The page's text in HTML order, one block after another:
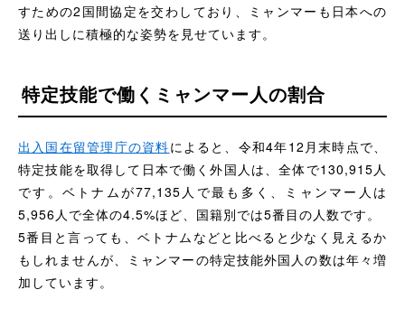
すための2国間協定を交わしており、ミャンマーも日本への
送り出しに積極的な姿勢を見せています。
特定技能で働くミャンマー人の割合
出入国在留管理庁の資料によると、令和4年12月末時点で、
特定技能を取得して日本で働く外国人は、全体で130,915人
です。ベトナムが77,135人で最も多く、ミャンマー人は
5,956人で全体の4.5%ほど、国籍別では5番目の人数です。
5番目と言っても、ベトナムなどと比べると少なく見えるか
もしれませんが、ミャンマーの特定技能外国人の数は年々増
加しています。